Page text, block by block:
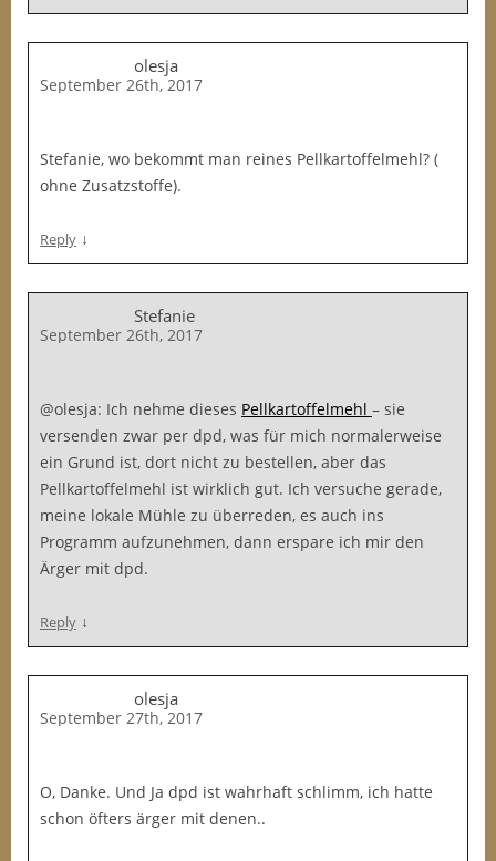
olesja
September 26th, 2017
Stefanie, wo bekommt man reines Pellkartoffelmehl? (
ohne Zusatzstoffe).
Reply ↓
Stefanie
September 26th, 2017
@olesja: Ich nehme dieses Pellkartoffelmehl – sie
versenden zwar per dpd, was für mich normalerweise
ein Grund ist, dort nicht zu bestellen, aber das
Pellkartoffelmehl ist wirklich gut. Ich versuche gerade,
meine lokale Mühle zu überreden, es auch ins
Programm aufzunehmen, dann erspare ich mir den
Ärger mit dpd.
Reply ↓
olesja
September 27th, 2017
O, Danke. Und Ja dpd ist wahrhaft schlimm, ich hatte
schon öfters ärger mit denen..